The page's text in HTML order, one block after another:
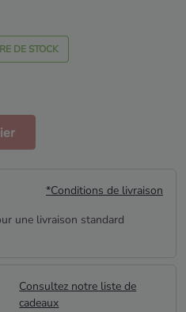
DE STOCK
*Conditions de livraison
une livraison standard
Consultez notre liste de
cadeaux